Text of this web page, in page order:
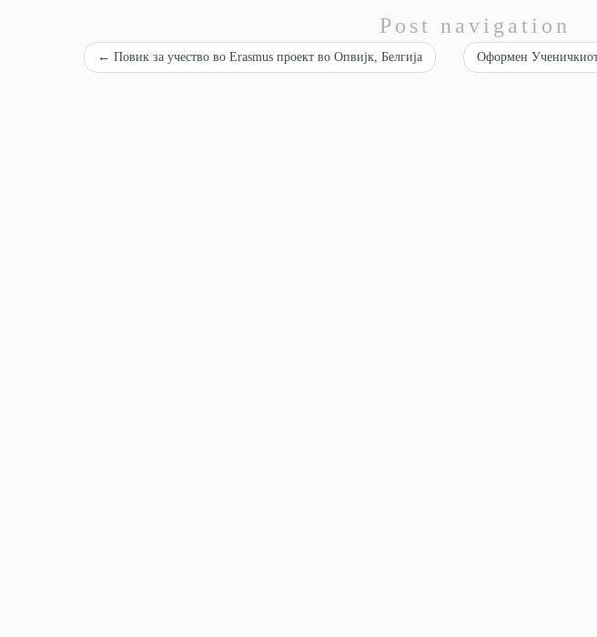
Post navigation
← Повик за учество во Erasmus проект во Опвијк, Белгија Оформен